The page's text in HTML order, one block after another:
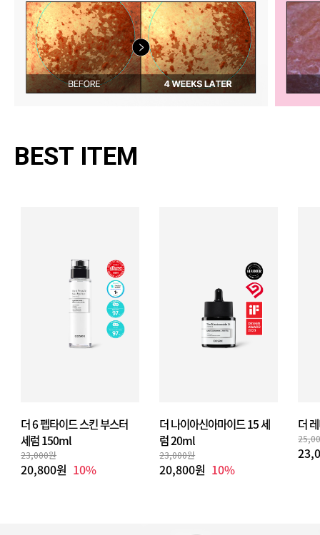
BEST ITEM
더 6 펩타이드 스킨 부스터
세럼 150ml
23,000원
20,800원 10%
더 나이아신아마이드 15 세
럼 20ml
23,000원
20,800원 10%
더